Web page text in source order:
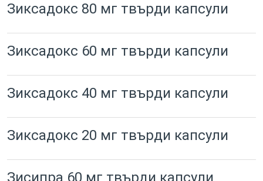
Зиксадокс 80 мг твърди капсули
Зиксадокс 60 мг твърди капсули
Зиксадокс 40 мг твърди капсули
Зиксадокс 20 мг твърди капсули
Зисипра 60 мг твърди капсули